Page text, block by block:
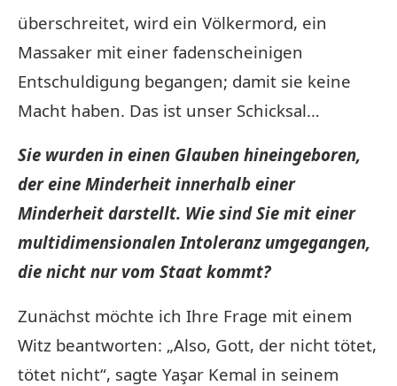
überschreitet, wird ein Völkermord, ein
Massaker mit einer fadenscheinigen
Entschuldigung begangen; damit sie keine
Macht haben. Das ist unser Schicksal…
Sie wurden in einen Glauben hineingeboren,
der eine Minderheit innerhalb einer
Minderheit darstellt. Wie sind Sie mit einer
multidimensionalen Intoleranz umgegangen,
die nicht nur vom Staat kommt?
Zunächst möchte ich Ihre Frage mit einem
Witz beantworten: „Also, Gott, der nicht tötet,
tötet nicht“, sagte Yaşar Kemal in seinem